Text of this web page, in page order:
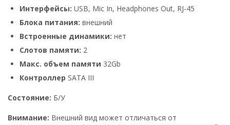
Интерфейсы: USB, Mic In, Headphones Out, RJ-45
Блока питания: внешний
Встроенные динамики: нет
Слотов памяти: 2
Макс. объем памяти 32Gb
Контроллер SATA III
Состояние: Б/У
Внимание: Внешний вид может отличаться от